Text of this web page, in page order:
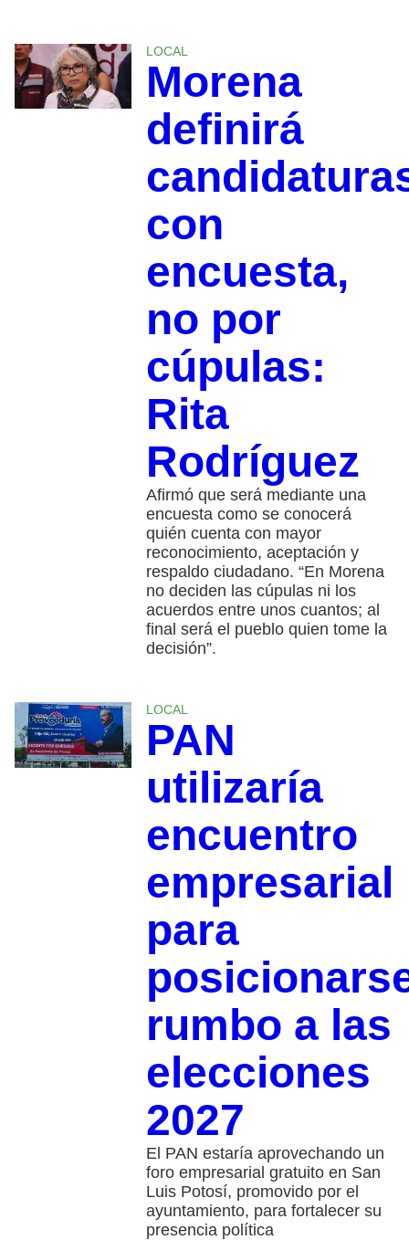
LOCAL
Morena
definirá
con
encuesta,
no por
cúpulas:
Rita
Rodríguez
Afirmó que será mediante una
encuesta como se conocerá
quién cuenta con mayor
reconocimiento, aceptación y
respaldo ciudadano. “En Morena
no deciden las cúpulas ni los
acuerdos entre unos cuantos; al
final será el pueblo quien tome la
decisión”.
LOCAL
PAN
utilizaría
encuentro
empresarial
para
rumbo a las
elecciones
2027
El PAN estaría aprovechando un
foro empresarial gratuito en San
Luis Potosí, promovido por el
ayuntamiento, para fortalecer su
presencia política